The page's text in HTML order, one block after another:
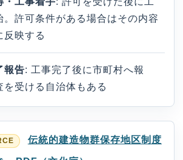
。許可条件がある場合はその内容
反映する
報告: 工事完了後に市町村へ報
を受ける自治体もある
伝統的建造物群保存地区制度